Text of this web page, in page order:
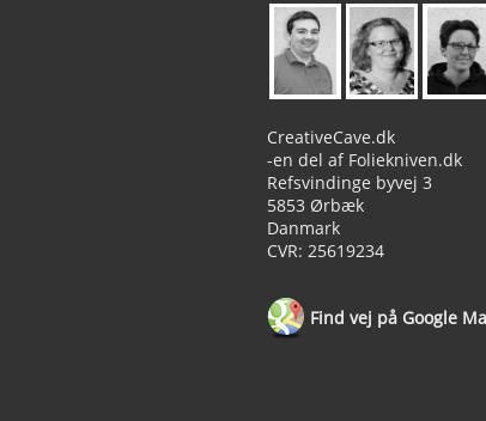
CreativeCave.dk
-en del af Foliekniven.dk
Refsvindinge byvej 3
5853 Ørbæk
Danmark
CVR: 25619234
Find vej på Google